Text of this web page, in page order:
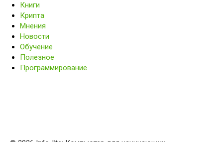
Книги
Крипта
Мнения
Новости
Обучение
Полезное
Программирование